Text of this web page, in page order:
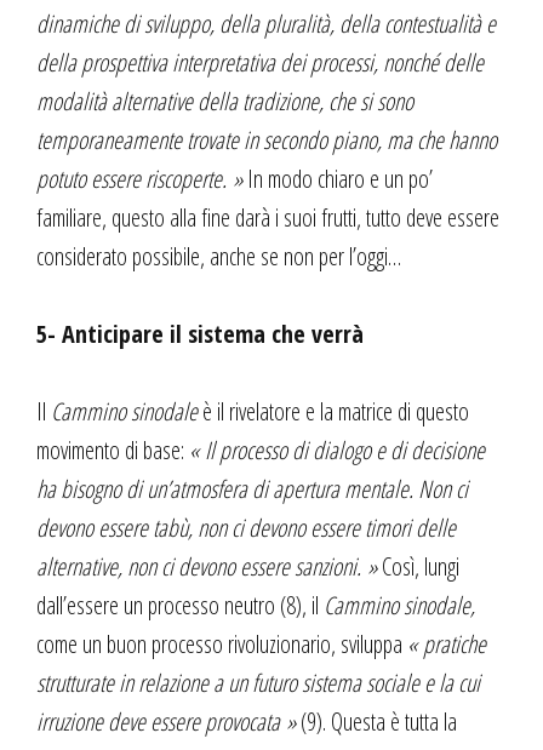
dinamiche di sviluppo, della pluralità, della contestualità e
della prospettiva interpretativa dei processi, nonché delle
modalità alternative della tradizione, che si sono
temporaneamente trovate in secondo piano, ma che hanno
potuto essere riscoperte. »In modo chiaro e un po’
familiare, questo alla fine darà i suoi frutti, tutto deve essere
considerato possibile, anche se non per l’oggi…
5- Anticipare il sistema che verrà
Il Cammino sinodaleè il rivelatore e la matrice di questo
movimento di base: « Il processo di dialogo e di decisione
ha bisogno di un’atmosfera di apertura mentale. Non ci
devono essere tabù, non ci devono essere timori delle
alternative, non ci devono essere sanzioni. »Così, lungi
dall’essere un processo neutro (8), il Cammino sinodale,
come un buon processo rivoluzionario, sviluppa « pratiche
strutturate in relazione a un futuro sistema sociale e la cui
irruzione deve essere provocata »(9). Questa è tutta la